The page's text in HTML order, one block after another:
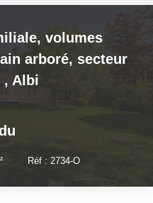
Nos Valeurs
volumes
arboré, secteur
, Albi
Réf : 2734-O